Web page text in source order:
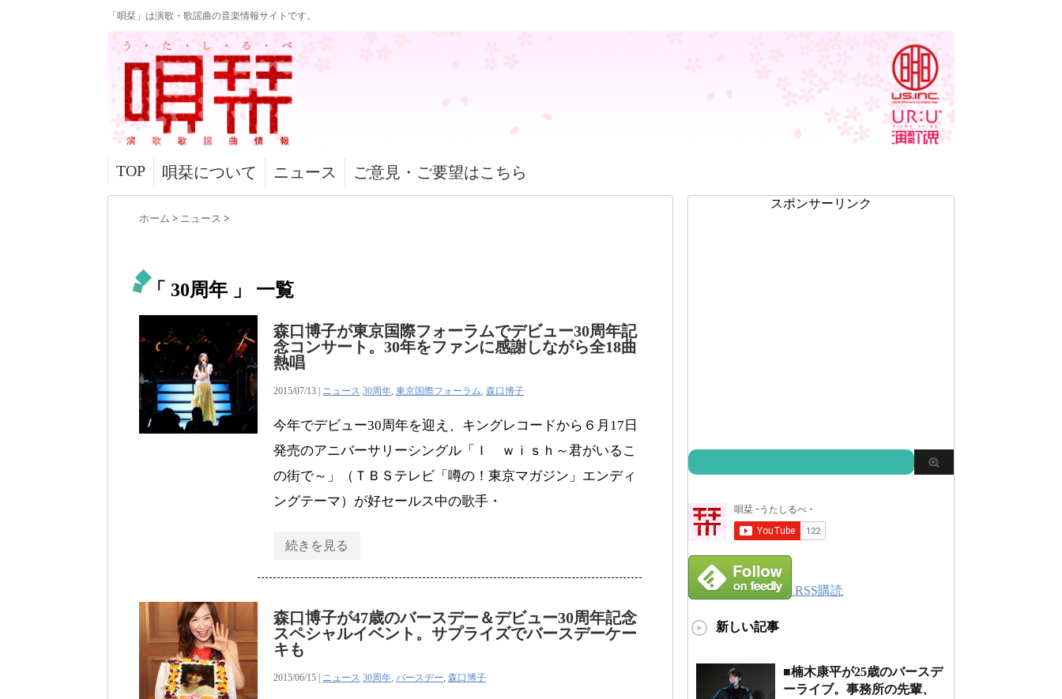
「唄栞」は演歌・歌謡曲の音楽情報サイトです。
TOP 唄栞について ニュース ご意見・ご要望はこちら
ホーム > ニュース >
「 30周年 」 一覧
森口博子が東京国際フォーラムでデビュー30周年記
念コンサート。30年をファンに感謝しながら全18曲
熱唱
2015/07/13 | ニュース 30周年, 東京国際フォーラム, 森口博子
今年でデビュー30周年を迎え、キングレコードから６月17日
発売のアニバーサリーシングル「Ｉ ｗｉｓｈ～君がいるこ
の街で～」（ＴＢＳテレビ「噂の！東京マガジン」エンディ
ングテーマ）が好セールス中の歌手・
続きを見る
森口博子が47歳のバースデー＆デビュー30周年記念
スペシャルイベント。サプライズでバースデーケー
キも
2015/06/15 | ニュース 30周年, バースデー, 森口博子
スポンサーリンク
RSS購読
新しい記事
■楠木康平が25歳のバースデ
ーライブ。事務所の先輩、